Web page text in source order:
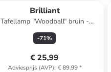
Brilliant
Tafellamp "Woodball" bruin -
(H)48,5 x Ø 28 cm
-71%
€ 25,99
Adviesprijs (AVP): € 89,99*